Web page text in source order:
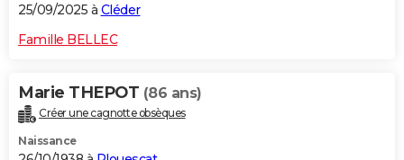
25/09/2025 à Cléder
Famille BELLEC
Marie THEPOT (86 ans)
Créer une cagnotte obsèques
Naissance